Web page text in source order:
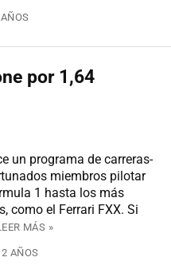
por 1,64
un programa de carreras-
miembros pilotar
1 hasta los más
como el Ferrari FXX. Si
MÁS »
AÑOS